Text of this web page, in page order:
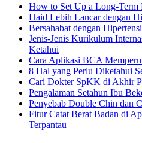
How to Set Up a Long-Term
Haid Lebih Lancar dengan
Bersahabat dengan Hipertensi
Jenis-Jenis Kurikulum
Ketahui
Cara Aplikasi BCA
8 Hal yang Perlu Diketahui
Cari Dokter SpKK di Akhir
Pengalaman Setahun Ibu
Penyebab Double Chin dan
Fitur Catat Berat Badan di
Terpantau